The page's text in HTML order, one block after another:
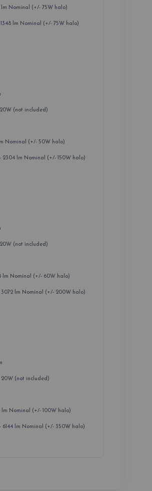
lm Nominal (+/- 75W halo)
lm Nominal (+/- 75W halo)
(not included)
Nominal (+/- 50W halo)
2304 lm Nominal (+/- 150W halo)
(not included)
lm Nominal (+/- 60W halo)
3072 lm Nominal (+/- 200W halo)
20W (not included)
lm Nominal (+/- 100W halo)
6144 lm Nominal (+/- 350W halo)